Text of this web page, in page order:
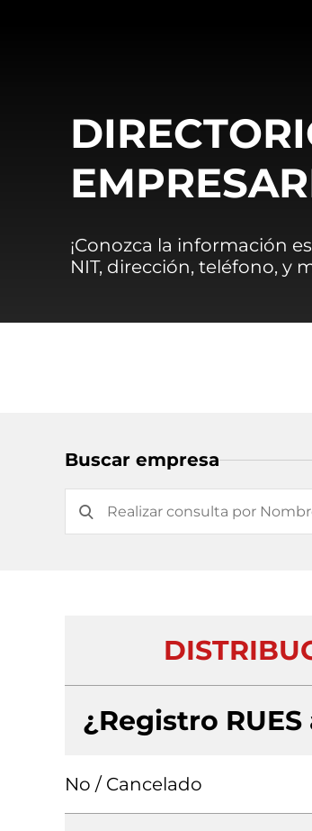
¡Conozca la información
NIT, dirección, teléfono, y
Buscar empresa
¿Registro
No / Cancelado